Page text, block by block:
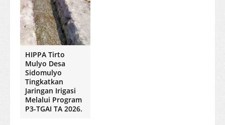
HIPPA Tirto
Mulyo Desa
Sidomulyo
Tingkatkan
Jaringan Irigasi
Melalui Program
P3-TGAI TA 2026.